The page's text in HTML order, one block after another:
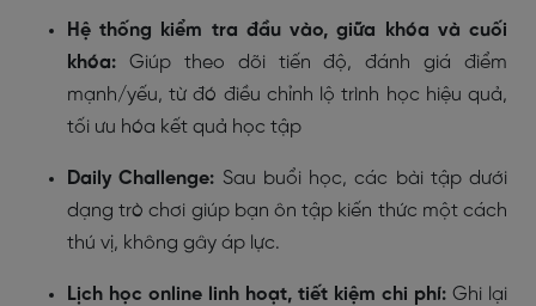
Hệ thống kiểm tra đầu vào, giữa khóa và cuối
khóa: Giúp theo dõi tiến độ, đánh giá điểm
mạnh/yếu, từ đó điều chỉnh lộ trình học hiệu quả,
tối ưu hóa kết quả học tập
Daily Challenge: Sau buổi học, các bài tập dưới
dạng trò chơi giúp bạn ôn tập kiến thức một cách
thú vị, không gây áp lực.
Lịch học online linh hoạt, tiết kiệm chi phí: Ghi lại